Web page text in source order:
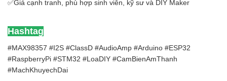
✅Giá cạnh tranh, phù hợp sinh viên, kỹ sư và DIY Maker
Hashtag
#MAX98357 #I2S #ClassD #AudioAmp #Arduino #ESP32
#RaspberryPi #STM32 #LoaDIY #CamBienAmThanh
#MachKhuyechDai